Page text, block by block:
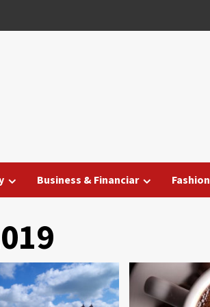
Business & Financiar Fashion